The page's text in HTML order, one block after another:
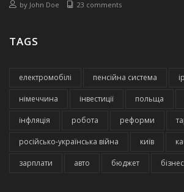
by John Doe 23 comments
TAGS
електромобілі пенсійна система
німеччина інвестиції польща
інфляція робота реформи
російсько-українська війна київ
зарплати авто бюджет бізнес